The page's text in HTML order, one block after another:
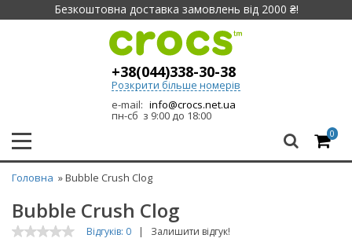
Безкоштовна доставка замовлень від 2000 ₴!
+38(044)338-30-38
Розкрити більше номерів
e-mail: info@crocs.net.ua
пн-сб з 9:00 до 18:00
0
Головна » Bubble Crush Clog
Bubble Crush Clog
Відгуків: 0 | Залишити відгук!